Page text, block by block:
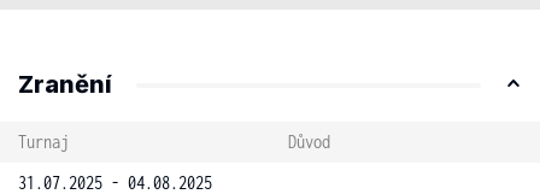
Zranění
Turnaj
Důvod
31.07.2025 - 04.08.2025